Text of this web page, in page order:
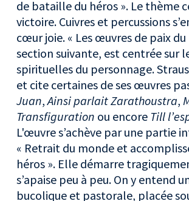
de bataille du héros ». Le thème
victoire. Cuivres et percussions
cœur joie. « Les œuvres de paix du
section suivante, est centrée sur
spirituelles du personnage.
et cite certaines de ses œuvres
Juan,Ainsi parlait Zarathoustra,
Transfiguration ou encore Till
L'œuvre s’achève par une partie
« Retrait du monde et
héros ». Elle démarre
s’apaise peu à peu. On y entend
bucolique et pastorale, placée